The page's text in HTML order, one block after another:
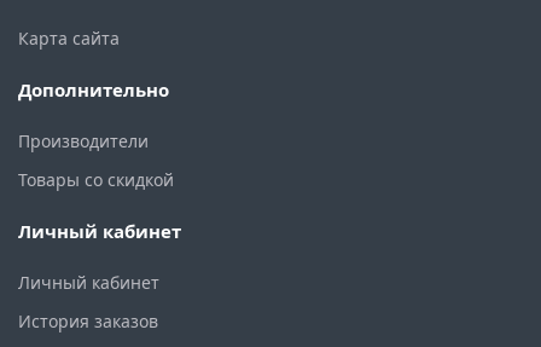
Карта сайта
Дополнительно
Производители
Товары со скидкой
Личный кабинет
Личный кабинет
История заказов